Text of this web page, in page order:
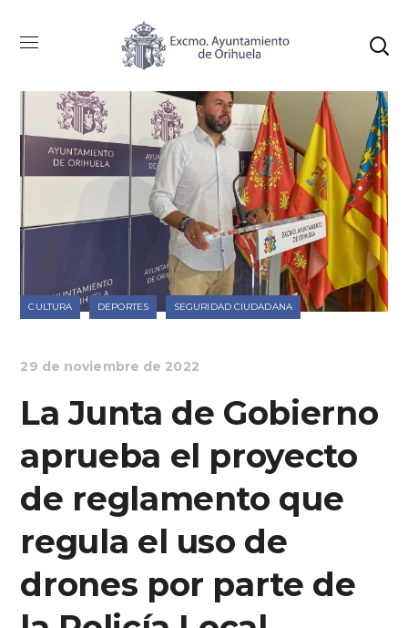
CULTURA DEPORTES SEGURIDAD CIUDADANA
29 de noviembre de 2022
La Junta de Gobierno
aprueba el proyecto
de reglamento que
regula el uso de
drones por parte de